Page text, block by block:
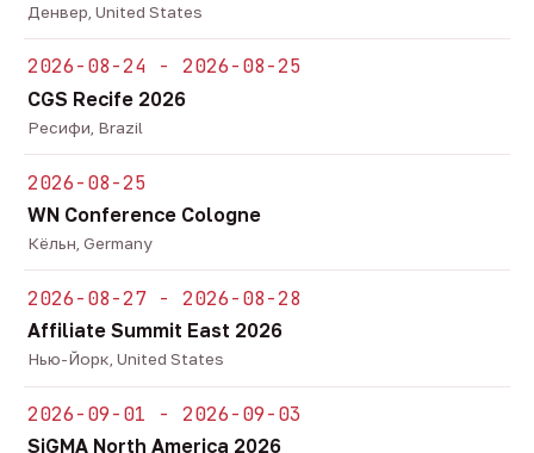
Денвер, United States
2026-08-24 - 2026-08-25
CGS Recife 2026
Ресифи, Brazil
2026-08-25
WN Conference Cologne
Кёльн, Germany
2026-08-27 - 2026-08-28
Affiliate Summit East 2026
Нью-Йорк, United States
2026-09-01 - 2026-09-03
SiGMA North America 2026